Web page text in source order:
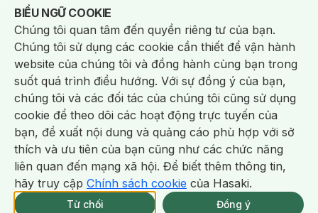
Giao Nhanh Miễn Phí 2H.
tại 337 Chi Nhánh (Trễ tặng 100K)
Máy Sấy Tóc
Lược
Kem Tẩy Lông/Dụng Cụ Tẩy Lông
Nước Hoa
Nước Hoa Nam Nước Hoa Cao Cấp Xịt Thơm Toàn Thân
Nước Hoa Vùng Kín
Chăm Sóc Cá Nhân
Chống Muỗi
Khẩu Trang Máy Massage Mặt Nạ Xông Hơi/Nước Rửa Tay
Sản Phẩm Chăm Sóc Khác/ Bàn Chải Đánh Răng /Bàn Chải Điện/
Hỗ Trợ Trắng Răng / Kem Đánh Răng Máy Tăm Nước Nước Súc Miệng
Tăm / Chỉ Nha Khoa /Xịt Thơm Miệng / Dung Dịch Vệ Sinh/Dưỡng Vùng Kín/
Khăn Ướt Vệ Sinh Vùng Kín
/Băng Vệ Sinh Tampon Bọt Cạo Râu Dao Cạo Râu/
Máy Cạo Râu
Vấn Đề Về Da
Da Dầu / Lỗ Chân Lông To
Da Khô / Mất Nước /Da Lão Hóa / Da Mụn/
Da Nhạy Cảm / Kích Ứng/Da Xỉn Màu/Thâm / Nám / Tàn Nhang/
Quầng Thâm & Bọng Mắt/ Sẹo
Viêm Da Cơ Địa
Dụng Cụ / Phụ Kiện Chăm Sóc Da
/Khăn Lau Mặt Khô Dụng Cụ / Máy Rửa Mặt/Máy Chăm Sóc Da
BIỂU NGỮ COOKIE
Notice about cookies usage
Chúng tôi quan tâm đến quyền riêng tư của bạn.
Chúng tôi sử dụng các cookie cần thiết để vận hành
website của chúng tôi và đồng hành cùng bạn trong
suốt quá trình điều hướng. Với sự đồng ý của bạn,
chúng tôi và các đối tác của chúng tôi cũng sử dụng
cookie để theo dõi các hoạt động trực tuyến của
bạn, đề xuất nội dung và quảng cáo phù hợp với sở
thích và ưu tiên của bạn cũng như các chức năng
liên quan đến mạng xã hội. Để biết thêm thông tin,
hãy truy cập Chính sách cookie của Hasaki.
Từ chối Đồng ý